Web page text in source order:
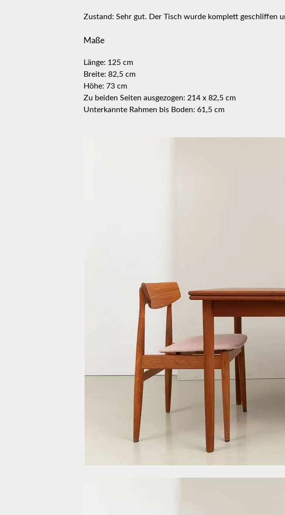
Zustand: Sehr gut. Der Tisch wurde komplett geschliffen
Maße
Länge: 125 cm
Breite: 82,5 cm
Höhe: 73 cm
Zu beiden Seiten ausgezogen: 214 x 82,5 cm
Unterkannte Rahmen bis Boden: 61,5 cm